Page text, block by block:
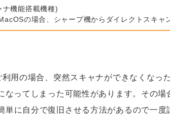
ナ機能搭載機種)
の場合、シャープ機からダイレクトスキャ
用の場合、突然スキャナができなくなっ
なってしまった可能性があります。その場
単に自分で復旧させる方法があるので一度